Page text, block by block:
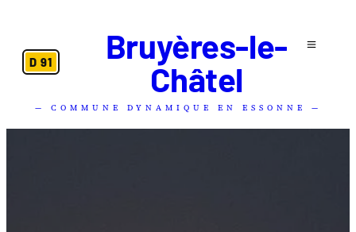
D 91
Bruyères-le-
Châtel
— COMMUNE DYNAMIQUE EN ESSONNE —